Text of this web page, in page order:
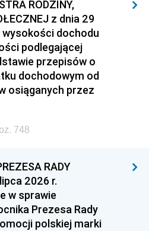
RODZINY,
z dnia 29
wysokości dochodu
podlegającej
przepisów o
dochodowym od
osiąganych przez
748
RADY
2026 r.
w sprawie
Prezesa Rady
polskiej marki